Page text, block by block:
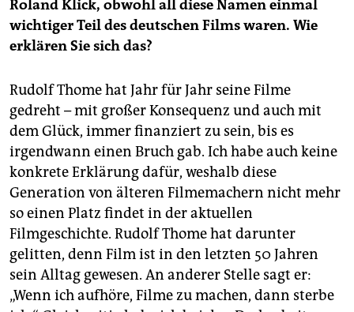
Roland Klick, obwohl all diese Namen einmal
wichtiger Teil des deutschen Films waren. Wie
erklären Sie sich das?
Rudolf Thome hat Jahr für Jahr seine Filme
gedreht – mit großer Konsequenz und auch mit
dem Glück, immer finanziert zu sein, bis es
irgendwann einen Bruch gab. Ich habe auch keine
konkrete Erklärung dafür, weshalb diese
Generation von älteren Filmemachern nicht mehr
so einen Platz findet in der aktuellen
Filmgeschichte. Rudolf Thome hat darunter
gelitten, denn Film ist in den letzten 50 Jahren
sein Alltag gewesen. An anderer Stelle sagt er:
„Wenn ich aufhöre, Filme zu machen, dann sterbe